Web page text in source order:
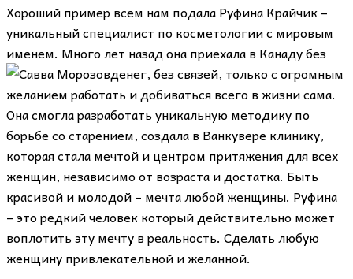
Хороший пример всем нам подала Руфина Крайчик –
уникальный специалист по косметологии с мировым
именем. Много лет назад она приехала в Канаду без
денег, без связей, только с огромным
желанием работать и добиваться всего в жизни сама.
Она смогла разработать уникальную методику по
борьбе со старением, создала в Ванкувере клинику,
которая стала мечтой и центром притяжения для всех
женщин, независимо от возраста и достатка. Быть
красивой и молодой – мечта любой женщины. Руфина
– это редкий человек который действительно может
воплотить эту мечту в реальность. Сделать любую
женщину привлекательной и желанной.